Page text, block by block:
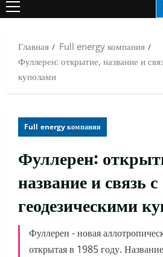
ОСНОВНОЕ
Главная
Full energy компания
Фуллерен: открытие, название и
куполами
Full energy компания
Фуллерен:
название и связь с
геодезическими
Фуллерен - новая
открытая в 1985 году. Название